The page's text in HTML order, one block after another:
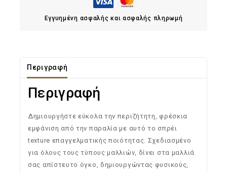
Εγγυημένη ασφαλής και ασφαλής πληρωμή
Περιγραφή
Περιγραφή
Δημιουργήστε εύκολα την περιζήτητη, φρέσκια
εμφάνιση από την παραλία με αυτό το σπρέι
texture επαγγελματικής ποιότητας. Σχεδιασμένο
για όλους τους τύπους μαλλιών, δίνει στα μαλλιά
σας απίστευτο όγκο, δημιουργώντας φυσικούς,